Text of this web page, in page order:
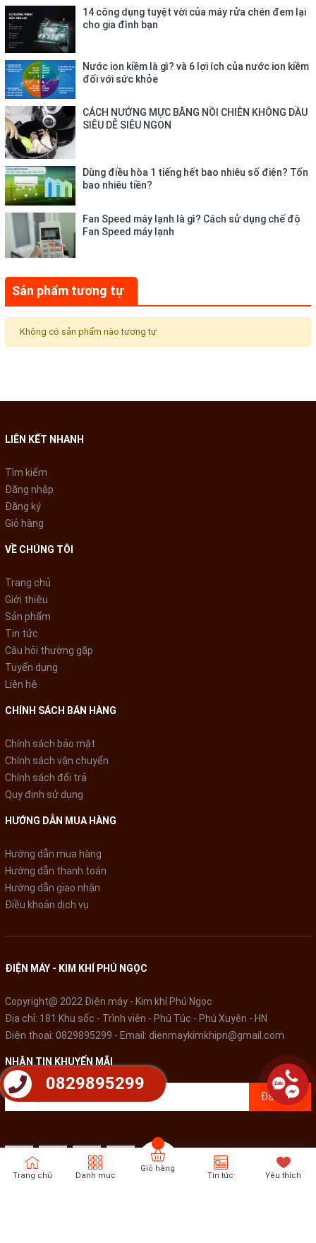
14 công dụng tuyệt vời của máy rửa chén đem lại
cho gia đình bạn
Nước ion kiềm là gì? và 6 lợi ích của nước ion kiềm
đối với sức khỏe
CÁCH NƯỚNG MỰC BẰNG NỒI CHIÊN KHÔNG DẦU
SIÊU DỄ SIÊU NGON
Dùng điều hòa 1 tiếng hết bao nhiêu số điện? Tốn
bao nhiêu tiền?
Fan Speed máy lạnh là gì? Cách sử dụng chế độ
Fan Speed máy lạnh
Sản phẩm tương tự
Không có sản phẩm nào tương tự
LIÊN KẾT NHANH
Tìm kiếm
Đăng nhập
Đăng ký
Giỏ hàng
VỀ CHÚNG TÔI
Trang chủ
Giới thiệu
Sản phẩm
Tin tức
Câu hỏi thường gặp
Tuyển dụng
Liên hệ
CHÍNH SÁCH BÁN HÀNG
Chính sách bảo mật
Chính sách vận chuyển
Chính sách đổi trả
Quy định sử dụng
HƯỚNG DẪN MUA HÀNG
Hướng dẫn mua hàng
Hướng dẫn thanh toán
Hướng dẫn giao nhận
Điều khoản dịch vụ
ĐIỆN MÁY - KIM KHÍ PHÚ NGỌC
Copyright@ 2022 Điện máy - Kim khí Phú Ngọc
Địa chỉ: 181 Khu sốc - Trình viên - Phú Túc - Phú Xuyên - HN
Điện thoại: 0829895299 - Email: dienmaykimkhipn@gmail.com
NHẬN TIN KHUYẾN MÃI
Đăng ký
Trang chủ Danh mục
Giỏ hàng
Tin tức Yêu thích
0829895299